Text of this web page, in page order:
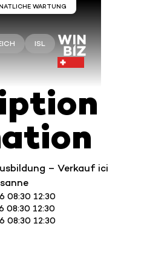
ISL
– Verkauf ici
08:30 12:30
08:30 12:30
08:30 12:30
Servern Winbiz
Servern sind
finden am Sonntag, 9.
bis 13.30 Uhr statt.
dieses Zeitraums
sein.
Cloud außerhalb
zu nutzen.
Ihr Verständnis.
WARTUNG